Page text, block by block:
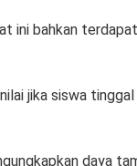
ini bahkan
jika siswa
daya